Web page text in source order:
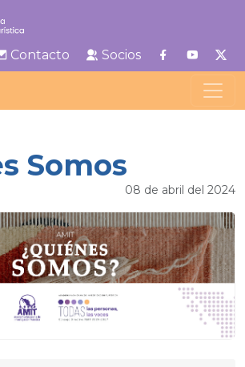
Contacto Socios
Somos
08 de abril del 2024